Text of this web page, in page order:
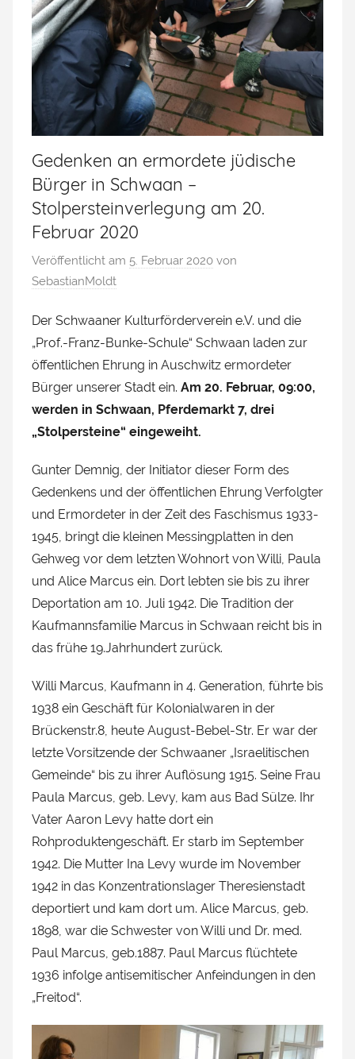
Gedenken an ermordete jüdische
Bürger in Schwaan –
Stolpersteinverlegung am 20.
Februar 2020
Veröffentlicht am 5. Februar 2020 von
SebastianMoldt
Der Schwaaner Kulturförderverein e.V. und die
„Prof.-Franz-Bunke-Schule“ Schwaan laden zur
öffentlichen Ehrung in Auschwitz ermordeter
Bürger unserer Stadt ein. Am 20. Februar, 09:00,
werden in Schwaan, Pferdemarkt 7, drei
„Stolpersteine“ eingeweiht.
Gunter Demnig, der Initiator dieser Form des
Gedenkens und der öffentlichen Ehrung Verfolgter
und Ermordeter in der Zeit des Faschismus 1933-
1945, bringt die kleinen Messingplatten in den
Gehweg vor dem letzten Wohnort von Willi, Paula
und Alice Marcus ein. Dort lebten sie bis zu ihrer
Deportation am 10. Juli 1942. Die Tradition der
Kaufmannsfamilie Marcus in Schwaan reicht bis in
das frühe 19.Jahrhundert zurück.
Willi Marcus, Kaufmann in 4. Generation, führte bis
1938 ein Geschäft für Kolonialwaren in der
Brückenstr.8, heute August-Bebel-Str. Er war der
letzte Vorsitzende der Schwaaner „Israelitischen
Gemeinde“ bis zu ihrer Auflösung 1915. Seine Frau
Paula Marcus, geb. Levy, kam aus Bad Sülze. Ihr
Vater Aaron Levy hatte dort ein
Rohproduktengeschäft. Er starb im September
1942. Die Mutter Ina Levy wurde im November
1942 in das Konzentrationslager Theresienstadt
deportiert und kam dort um. Alice Marcus, geb.
1898, war die Schwester von Willi und Dr. med.
Paul Marcus, geb.1887. Paul Marcus flüchtete
1936 infolge antisemitischer Anfeindungen in den
„Freitod“.